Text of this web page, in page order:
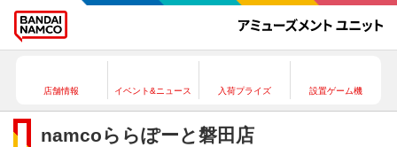
店舗情報 イベント&ニュース 入荷プライズ 設置ゲーム機
namcoららぽーと磐田店